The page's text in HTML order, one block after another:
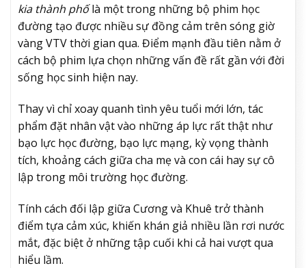
kia thành phốlà một trong những bộ phim học
đường tạo được nhiều sự đồng cảm trên sóng giờ
vàng VTV thời gian qua. Điểm mạnh đầu tiên nằm ở
cách bộ phim lựa chọn những vấn đề rất gần với đời
sống học sinh hiện nay.
Thay vì chỉ xoay quanh tình yêu tuổi mới lớn, tác
phẩm đặt nhân vật vào những áp lực rất thật như
bạo lực học đường, bạo lực mạng, kỳ vọng thành
tích, khoảng cách giữa cha mẹ và con cái hay sự cô
lập trong môi trường học đường.
Tính cách đối lập giữa Cương và Khuê trở thành
điểm tựa cảm xúc, khiến khán giả nhiều lần rơi nước
mắt, đặc biệt ở những tập cuối khi cả hai vượt qua
hiểu lầm.